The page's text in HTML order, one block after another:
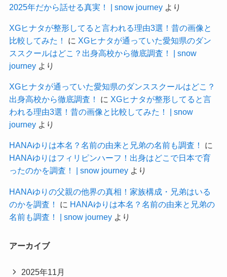
2025年だから話せる真実！ | snow journeyより
XGヒナタが整形してると言われる理由3選！昔の画像と
比較してみた！
に XGヒナタが通っていた愛知県のダン
ススクールはどこ？出身高校から徹底調査！ | snow
journeyより
XGヒナタが通っていた愛知県のダンススクールはどこ？
出身高校から徹底調査！
に XGヒナタが整形してると言
われる理由3選！昔の画像と比較してみた！ | snow
journeyより
HANAゆりは本名？名前の由来と兄弟の名前も調査！
に
HANAゆりはフィリピンハーフ！出身はどこで日本で育
ったのかを調査！ | snow journeyより
HANAゆりの父親の他界の真相！家族構成・兄弟はいる
のかを調査！
に HANAゆりは本名？名前の由来と兄弟の
名前も調査！ | snow journeyより
アーカイブ
2025年11月